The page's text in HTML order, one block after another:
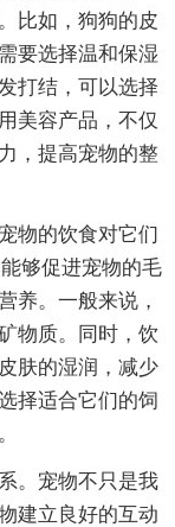
比如，狗狗的皮
要选择温和保湿
打结，可以选择
美容产品，不仅
，提高宠物的整
物的饮食对它们
够促进宠物的毛
养。一般来说，
物质。同时，饮
肤的湿润，减少
择适合它们的饲
。宠物不只是我
建立良好的互动